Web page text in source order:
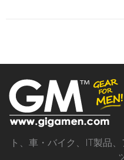
ト、車・バイク、IT製品